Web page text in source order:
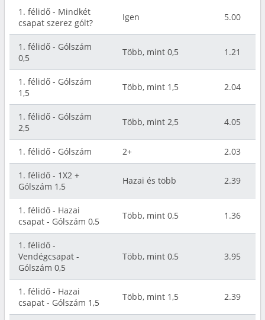
1. félidő - Mindkét
csapat szerez gólt?
Igen 5.00
1. félidő - Gólszám
0,5
Több, mint 0,5 1.21
1. félidő - Gólszám
1,5
Több, mint 1,5 2.04
1. félidő - Gólszám
2,5
Több, mint 2,5 4.05
1. félidő - Gólszám 2+ 2.03
1. félidő - 1X2 +
Gólszám 1,5
Hazai és több 2.39
1. félidő - Hazai
csapat - Gólszám 0,5
Több, mint 0,5 1.36
1. félidő -
Vendégcsapat -
Gólszám 0,5
Több, mint 0,5 3.95
1. félidő - Hazai
csapat - Gólszám 1,5
Több, mint 1,5 2.39